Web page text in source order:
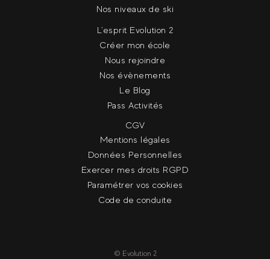
Nos niveaux de ski
L'esprit Evolution 2
Créer mon école
Nous rejoindre
Nos évènements
Le Blog
Pass Activités
CGV
Mentions légales
Données Personnelles
Exercer mes droits RGPD
Paramétrer vos cookies
Code de conduite
© Evolution 2